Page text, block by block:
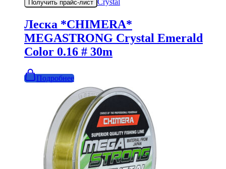
Получить прайс-лист Crystal
Леска *CHIMERA*
MEGASTRONG Crystal Emerald
Color 0.16 # 30m
Подробнее